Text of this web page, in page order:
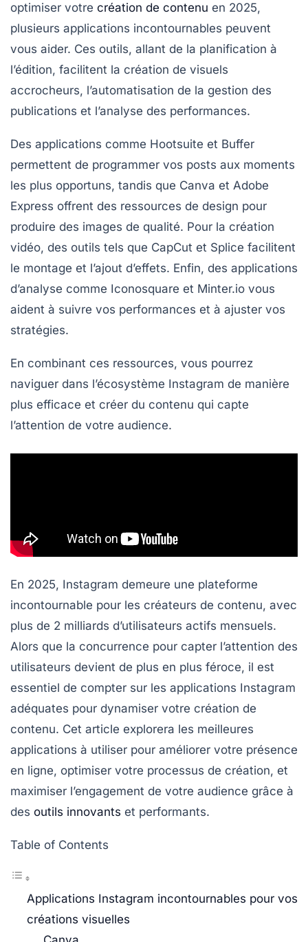
optimiser votre création de contenu en 2025,
plusieurs applications incontournables peuvent
vous aider. Ces outils, allant de la planification à
l’édition, facilitent la création de visuels
accrocheurs, l’automatisation de la gestion des
publications et l’analyse des performances.
Des applications comme Hootsuite et Buffer
permettent de programmer vos posts aux moments
les plus opportuns, tandis que Canva et Adobe
Express offrent des ressources de design pour
produire des images de qualité. Pour la création
vidéo, des outils tels que CapCut et Splice facilitent
le montage et l’ajout d’effets. Enfin, des applications
d’analyse comme Iconosquare et Minter.io vous
aident à suivre vos performances et à ajuster vos
stratégies.
En combinant ces ressources, vous pourrez
naviguer dans l’écosystème Instagram de manière
plus efficace et créer du contenu qui capte
l’attention de votre audience.
En 2025, Instagram demeure une plateforme
incontournable pour les créateurs de contenu, avec
plus de 2 milliards d’utilisateurs actifs mensuels.
Alors que la concurrence pour capter l’attention des
utilisateurs devient de plus en plus féroce, il est
essentiel de compter sur les applications Instagram
adéquates pour dynamiser votre création de
contenu. Cet article explorera les meilleures
applications à utiliser pour améliorer votre présence
en ligne, optimiser votre processus de création, et
maximiser l’engagement de votre audience grâce à
des outils innovants et performants.
Table of Contents
Applications Instagram incontournables pour vos
créations visuelles